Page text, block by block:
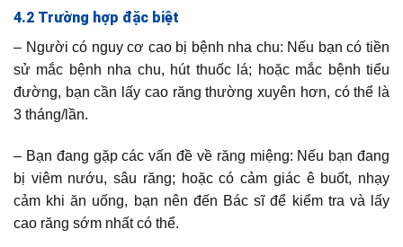
4.2 Trường hợp đặc biệt
– Người có nguy cơ cao bị bệnh nha chu: Nếu bạn có tiền
sử mắc bệnh nha chu, hút thuốc lá; hoặc mắc bệnh tiểu
đường, bạn cần lấy cao răng thường xuyên hơn, có thể là
3 tháng/lần.
– Bạn đang gặp các vấn đề về răng miệng: Nếu bạn đang
bị viêm nướu, sâu răng; hoặc có cảm giác ê buốt, nhạy
cảm khi ăn uống, bạn nên đến Bác sĩ để kiểm tra và lấy
cao răng sớm nhất có thể.